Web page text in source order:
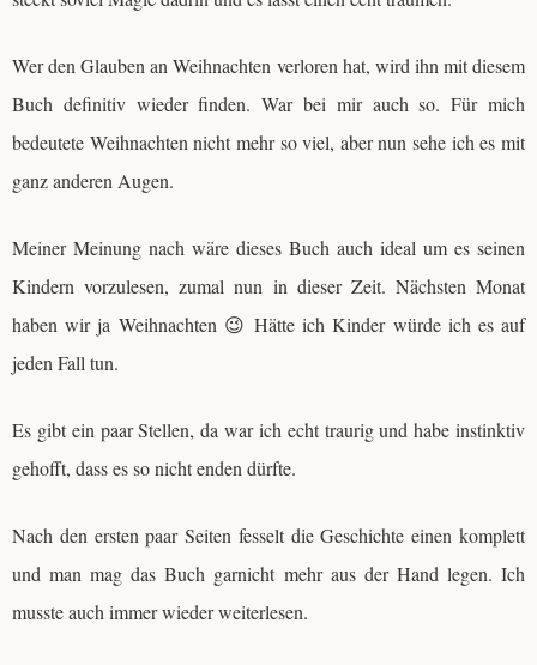
Wer den Glauben an Weihnachten verloren hat, wird ihn mit diesem
Buch definitiv wieder finden. War bei mir auch so. Für mich
bedeutete Weihnachten nicht mehr so viel, aber nun sehe ich es mit
ganz anderen Augen.
Meiner Meinung nach wäre dieses Buch auch ideal um es seinen
Kindern vorzulesen, zumal nun in dieser Zeit. Nächsten Monat
haben wir ja Weihnachten 😉 Hätte ich Kinder würde ich es auf
jeden Fall tun.
Es gibt ein paar Stellen, da war ich echt traurig und habe instinktiv
gehofft, dass es so nicht enden dürfte.
Nach den ersten paar Seiten fesselt die Geschichte einen komplett
und man mag das Buch garnicht mehr aus der Hand legen. Ich
musste auch immer wieder weiterlesen.